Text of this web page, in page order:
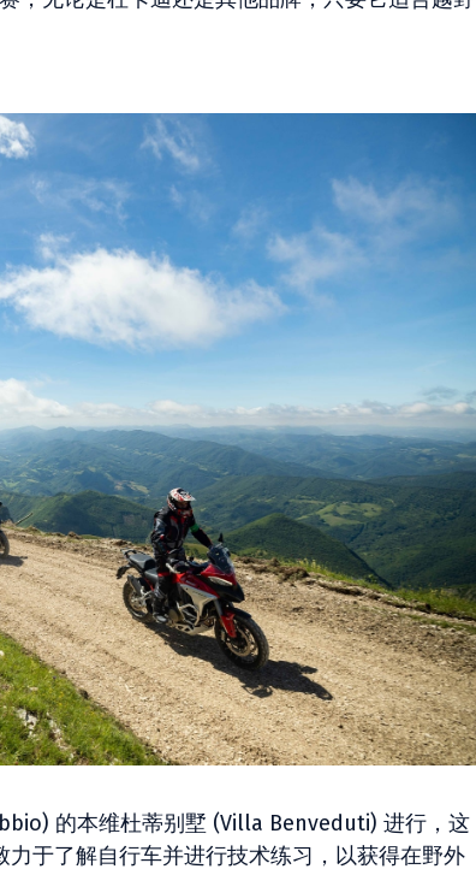
的本维杜蒂别墅 (Villa Benveduti) 进行，这
于了解自行车并进行技术练习，以获得在野外